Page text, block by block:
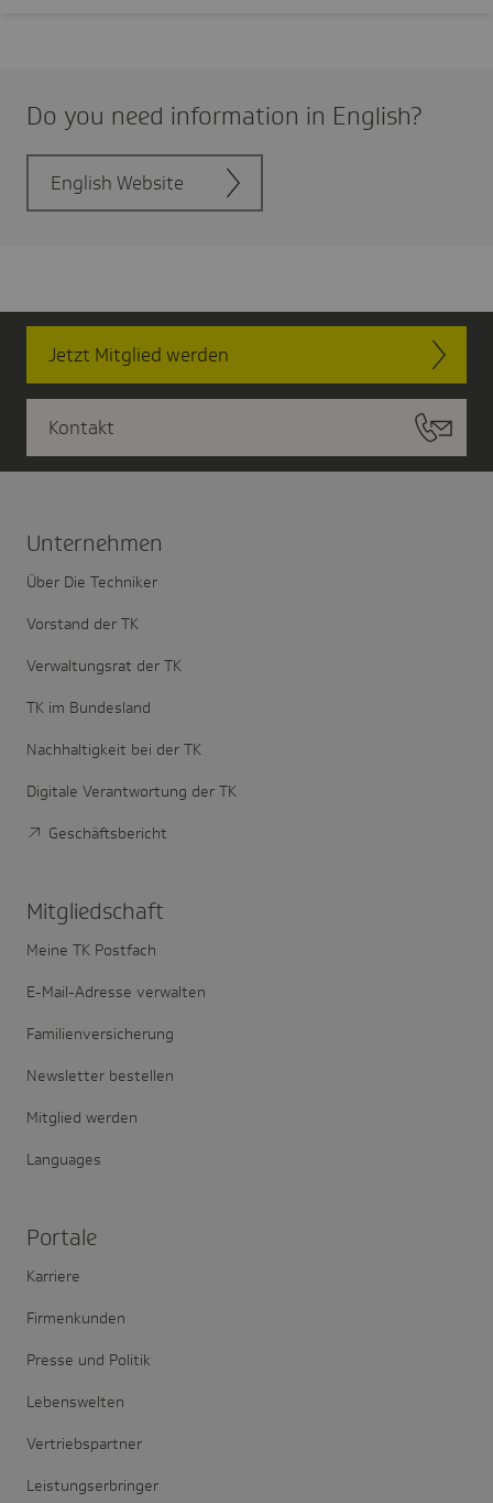
Do you need infor­ma­tion in English?
English Website
Jetzt Mitglied werden
Kontakt
Unter­nehmen
Über Die Techniker
Vorstand der TK
Verwaltungsrat der TK
TK im Bundesland
Nachhaltigkeit bei der TK
Digitale Verantwortung der TK
Geschäftsbericht
Mitglied­schaft
Meine TK Postfach
E-Mail-Adresse verwalten
Familienversicherung
Newsletter bestellen
Mitglied werden
Languages
Portale
Karriere
Firmenkunden
Presse und Politik
Lebenswelten
Vertriebspartner
Leistungserbringer